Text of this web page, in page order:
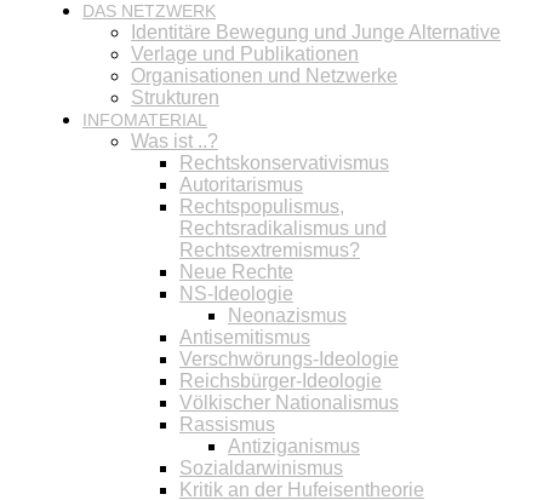
DAS NETZWERK
Identitäre Bewegung und Junge Alternative
Verlage und Publikationen
Organisationen und Netzwerke
Strukturen
INFOMATERIAL
Was ist ..?
Rechtskonservativismus
Autoritarismus
Rechtspopulismus,
Rechtsradikalismus und
Rechtsextremismus?
Neue Rechte
NS-Ideologie
Neonazismus
Antisemitismus
Verschwörungs-Ideologie
Reichsbürger-Ideologie
Völkischer Nationalismus
Rassismus
Antiziganismus
Sozialdarwinismus
Kritik an der Hufeisentheorie